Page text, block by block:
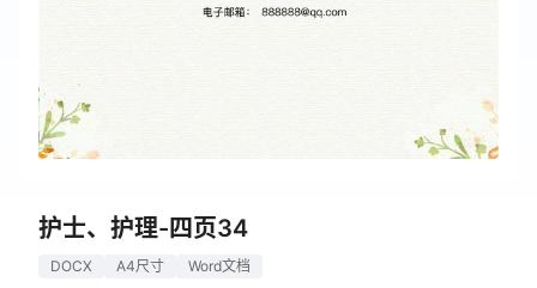
护士、护理-四页34
DOCX A4尺寸 Word文档